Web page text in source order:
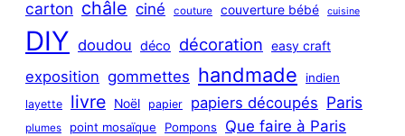
carton châle ciné couture couverture bébé cuisine
DIY doudou déco décoration easy craft
exposition gommettes handmade indien
layette livre Noël papier papiers découpés Paris
plumes point mosaïque Pompons Que faire à Paris